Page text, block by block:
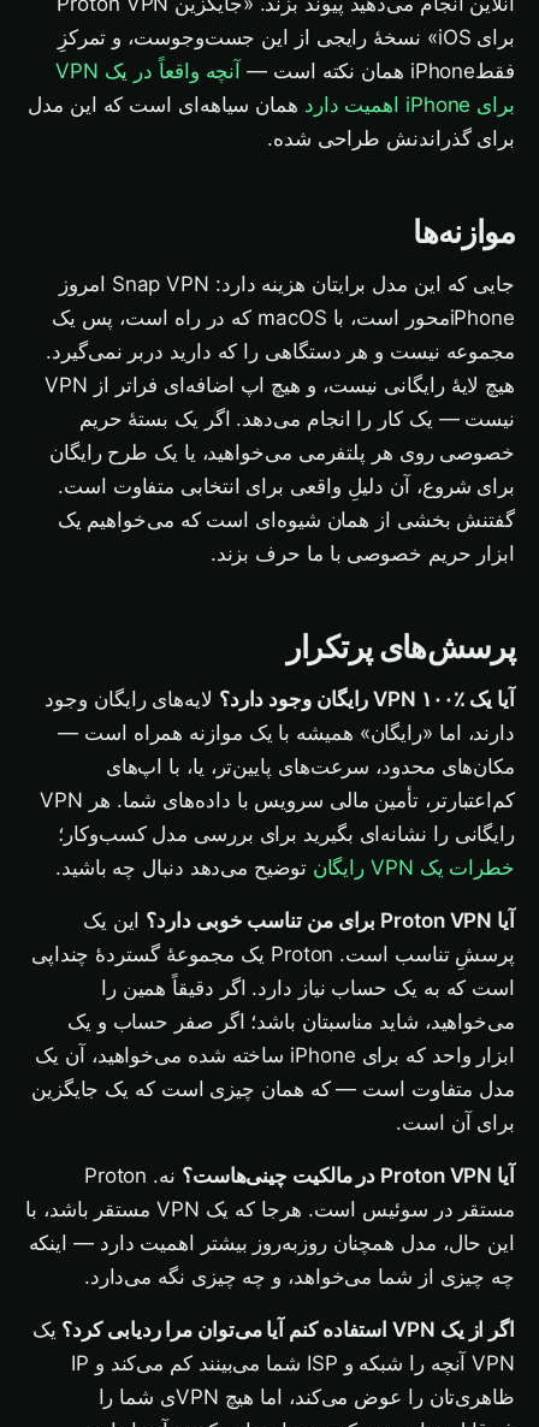
برای iOS» نسخهٔ رایجی از این جست‌وجوست، و تمرکزِ
فقط‌iPhone همان نکته است —
آنچه واقعاً در یک VPN
برای iPhone اهمیت دارد
همان سیاهه‌ای است که این مدل
برای گذراندنش طراحی شده.
موازنه‌ها
جایی که این مدل برایتان هزینه دارد: Snap VPN امروز
iPhone‌محور است، با macOS که در راه است، پس یک
مجموعه نیست و هر دستگاهی را که دارید دربر نمی‌گیرد.
هیچ لایهٔ رایگانی نیست، و هیچ اپ اضافه‌ای فراتر از VPN
نیست — یک کار را انجام می‌دهد. اگر یک بستهٔ حریم
خصوصی روی هر پلتفرمی می‌خواهید، یا یک طرح رایگان
برای شروع، آن دلیلِ واقعی برای انتخابی متفاوت است.
گفتنش بخشی از همان شیوه‌ای است که می‌خواهیم یک
ابزار حریم خصوصی با ما حرف بزند.
پرسش‌های پرتکرار
آیا یک VPN ۱۰۰٪ رایگان وجود دارد؟
لایه‌های رایگان وجود
دارند، اما «رایگان» همیشه با یک موازنه همراه است —
مکان‌های محدود، سرعت‌های پایین‌تر، یا، با اپ‌های
کم‌اعتبارتر، تأمین مالی سرویس با داده‌های شما. هر VPN
رایگانی را نشانه‌ای بگیرید برای بررسی مدل کسب‌وکار؛
خطرات یک VPN رایگان
توضیح می‌دهد دنبال چه باشید.
آیا Proton VPN برای من تناسب خوبی دارد؟
این یک
پرسشِ تناسب است. Proton یک مجموعهٔ گستردهٔ چنداپی
است که به یک حساب نیاز دارد. اگر دقیقاً همین را
می‌خواهید، شاید مناسبتان باشد؛ اگر صفر حساب و یک
ابزار واحد که برای iPhone ساخته شده می‌خواهید، آن یک
مدل متفاوت است — که همان چیزی است که یک جایگزین
برای آن است.
آیا Proton VPN در مالکیت چینی‌هاست؟
نه. Proton
مستقر در سوئیس است. هرجا که یک VPN مستقر باشد، با
این حال، مدل همچنان روزبه‌روز بیشتر اهمیت دارد — اینکه
چه چیزی از شما می‌خواهد، و چه چیزی نگه می‌دارد.
اگر از یک VPN استفاده کنم آیا می‌توان مرا ردیابی کرد؟
یک
VPN آنچه را شبکه و ISP شما می‌بینند کم می‌کند و IP
ظاهری‌تان را عوض می‌کند، اما هیچ VPNی شما را